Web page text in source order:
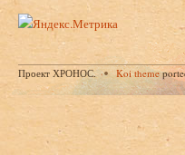
Проект ХРОНОС. Koi theme